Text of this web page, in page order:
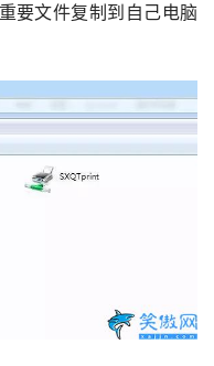
要文件复制到自己电脑